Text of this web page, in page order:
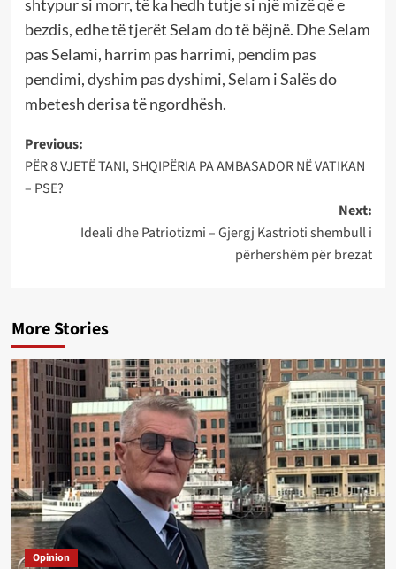
shtypur si morr, të ka hedh tutje si një mizë që e
bezdis, edhe të tjerët Selam do të bëjnë. Dhe Selam
pas Selami, harrim pas harrimi, pendim pas
pendimi, dyshim pas dyshimi, Selam i Salës do
mbetesh derisa të ngordhësh.
Post
navigation
Previous:
PËR 8 VJETË TANI, SHQIPËRIA PA AMBASADOR NË VATIKAN
– PSE?
Next:
Ideali dhe Patriotizmi – Gjergj Kastrioti shembull i
përhershëm për brezat
More Stories
Opinion